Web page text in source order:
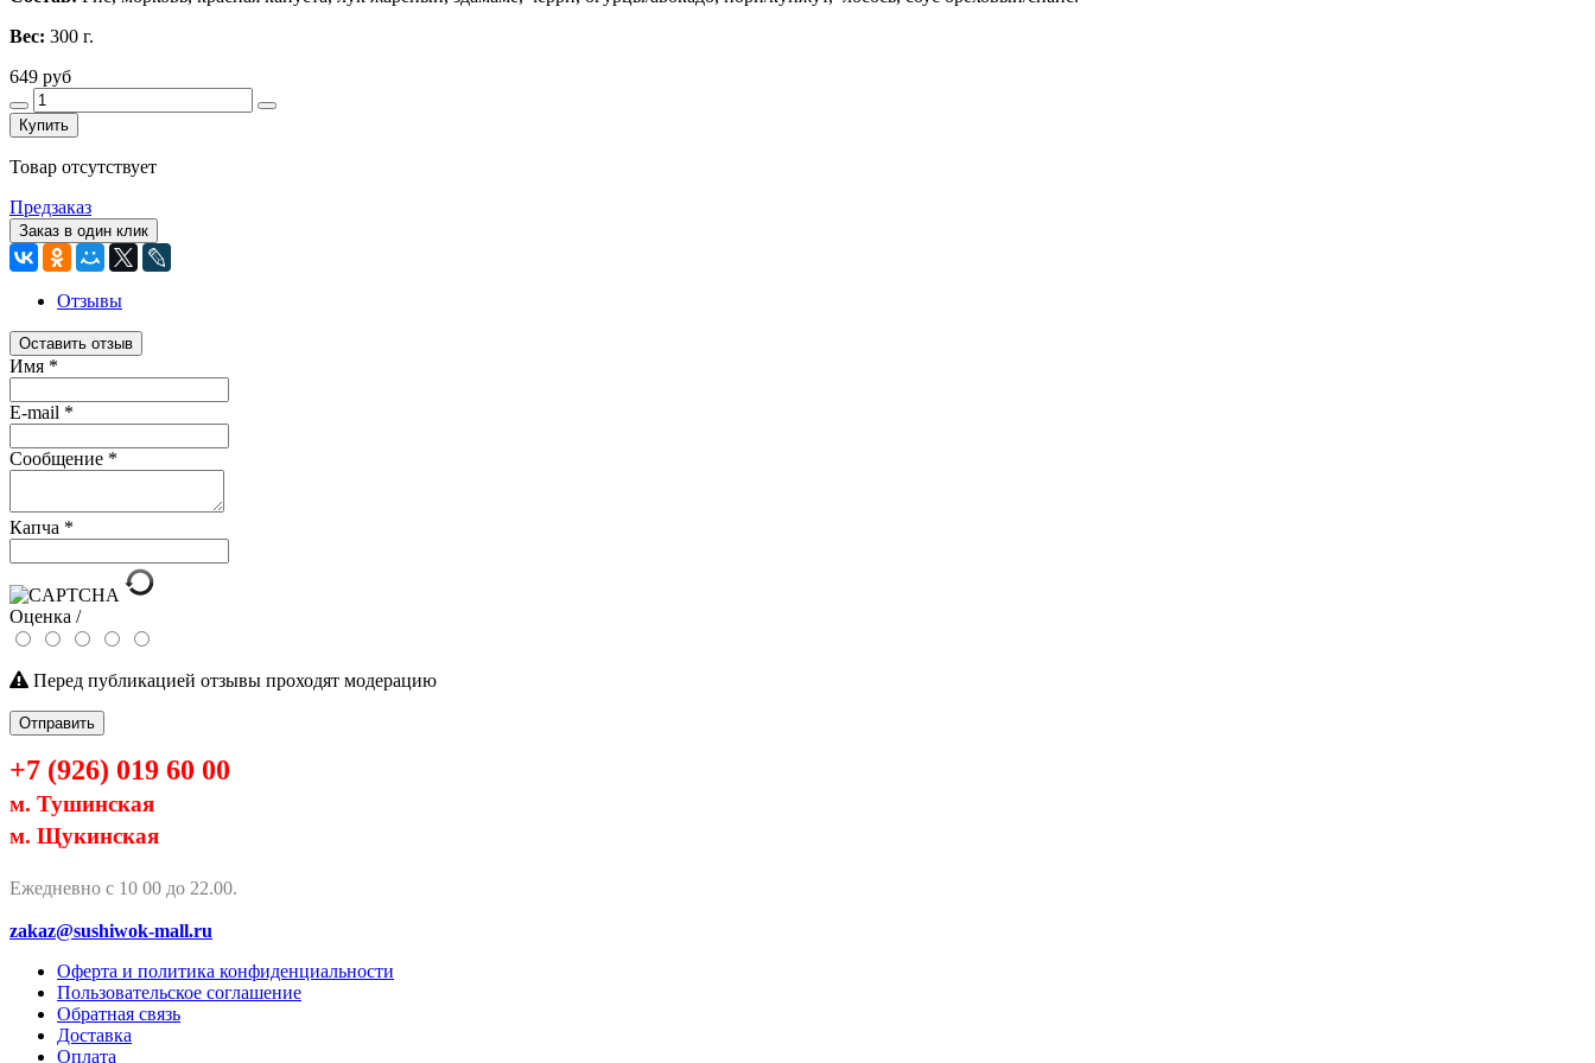
Вес: 300 г.
649 руб
Купить
Товар отсутствует
Предзаказ
Заказ в один клик
Отзывы
Оставить отзыв
Имя *
E-mail *
Сообщение *
Капча *
Оценка /
Перед публикацией отзывы проходят модерацию
Отправить
+7 (926) 019 60 00
м. Тушинская
м. Щукинская
Ежедневно с 10 00 до 22.00.
zakaz@sushiwok-mall.ru
Оферта и политика конфиденциальности
Пользовательское соглашение
Обратная связь
Доставка
Оплата